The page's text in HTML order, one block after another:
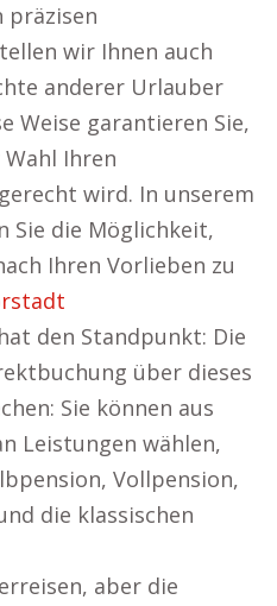
präzisen
wir Ihnen auch
anderer Urlauber
Weise garantieren Sie,
Ihren
wird. In unserem
Sie die Möglichkeit,
Ihren Vorlieben zu
den Standpunkt: Die
über dieses
Sie können aus
Leistungen wählen,
Vollpension,
die klassischen
aber die